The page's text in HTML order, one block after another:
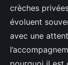
crèches
évoluent
avec une